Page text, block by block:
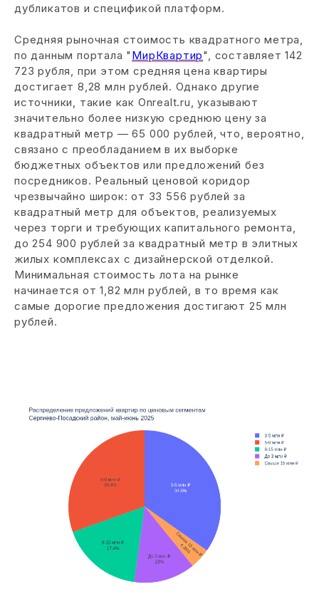
дубликатов и спецификой платформ.
Средняя рыночная стоимость квадратного метра,
по данным портала " МирКвартир", составляет 142
723 рубля, при этом средняя цена квартиры
достигает 8,28 млн рублей. Однако другие
источники, такие как Onrealt.ru, указывают
значительно более низкую среднюю цену за
квадратный метр — 65 000 рублей, что, вероятно,
связано с преобладанием в их выборке
бюджетных объектов или предложений без
посредников. Реальный ценовой коридор
чрезвычайно широк: от 33 556 рублей за
квадратный метр для объектов, реализуемых
через торги и требующих капитального ремонта,
до 254 900 рублей за квадратный метр в элитных
жилых комплексах с дизайнерской отделкой.
Минимальная стоимость лота на рынке
начинается от 1,82 млн рублей, в то время как
самые дорогие предложения достигают 25 млн
рублей.